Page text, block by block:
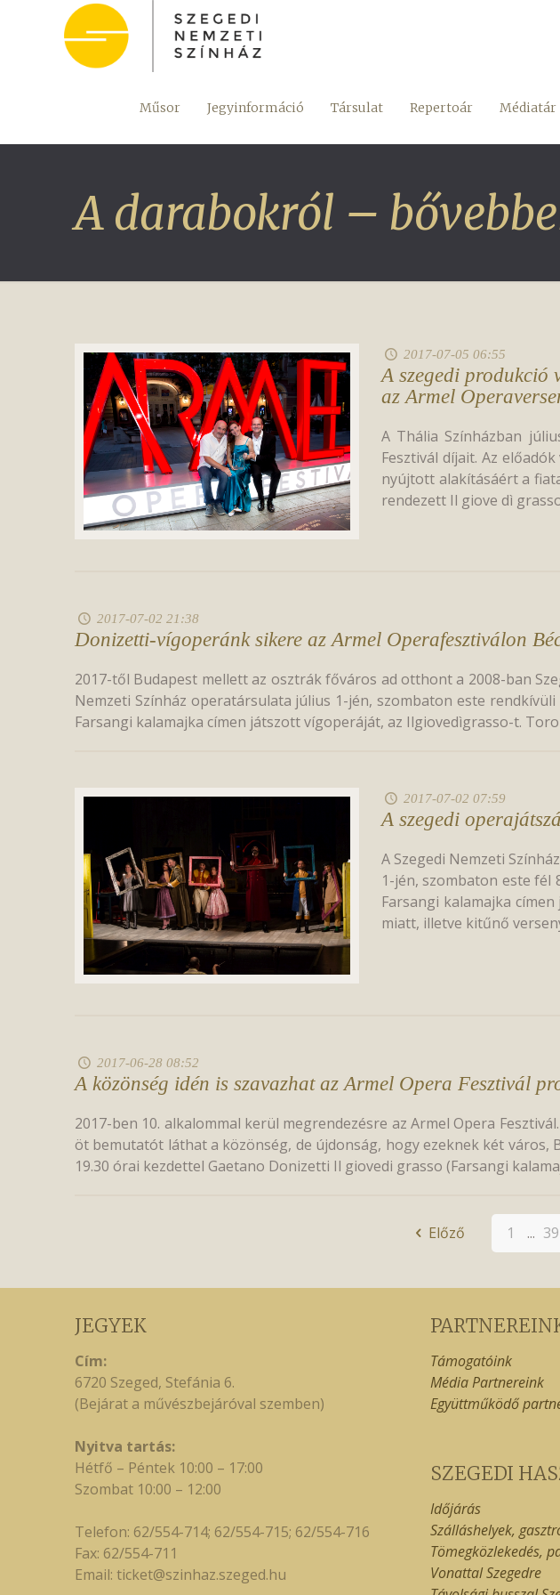
Műsor Jegyinformáció Társulat Repertoár Médiatár
A darabokról –
2017-07-05 06:55
A szegedi produkció
az Armel
A Thália Színházban
Fesztivál díjait. Az
nyújtott alakításáért a
rendezett Il giove dì
2017-07-02 21:38
Donizetti-vígoperánk sikere az Armel Operafesztiválon
2017-től Budapest mellett az osztrák főváros ad otthont a 2008-ban
Nemzeti Színház operatársulata július 1-jén, szombaton este
Farsangi kalamajka címen játszott vígoperáját, az Ilgiovedìgrasso-t.
2017-07-02 07:59
A szegedi
A Szegedi Nemzeti
1-jén, szombaton este fél
Farsangi kalamajka
miatt, illetve kitűnő
2017-06-28 08:52
A közönség idén is szavazhat az Armel Opera Fesztivál
2017-ben 10. alkalommal kerül megrendezésre az Armel Opera
öt bemutatót láthat a közönség, de újdonság, hogy ezeknek két város,
19.30 órai kezdettel Gaetano Donizetti Il giovedi grasso (Farsangi
Előző 1 ... 39
JEGYEK
Cím:
6720 Szeged, Stefánia 6.
(Bejárat a művészbejáróval szemben)
Nyitva tartás:
Hétfő – Péntek 10:00 – 17:00
Szombat 10:00 – 12:00
Telefon: 62/554-714; 62/554-715; 62/554-716
Fax: 62/554-711
Email: ticket@szinhaz.szeged.hu
Támogatóink
Média Partnereink
Együttműködő
SZEGEDI
Időjárás
Szálláshelyek,
Tömegközlekedés,
Vonattal Szegedre